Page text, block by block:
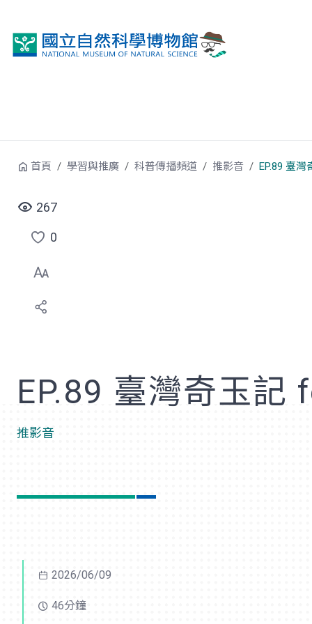
首頁 學習與推廣 科普傳播頻道 推影音 EP.89 臺
267
點
選
喜
0
EP.89 臺灣奇玉記
推影音
2026/06/09
46分鐘